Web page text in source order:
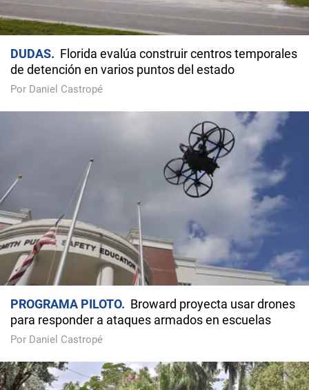
DUDAS
Florida evalúa construir centros temporales
de detención en varios puntos del estado
Por Daniel Castropé
PROGRAMA PILOTO
Broward proyecta usar drones
para responder a ataques armados en escuelas
Por Daniel Castropé